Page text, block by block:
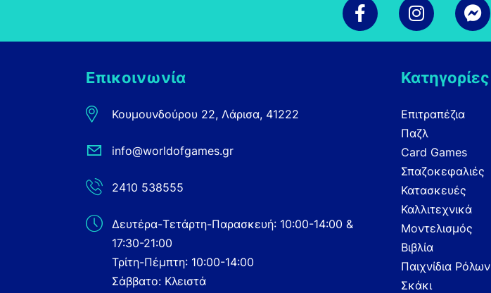
Επικοινωνία
Κουμουνδούρου 22, Λάρισα, 41222
info@worldofgames.gr
2410 538555
Δευτέρα-Τετάρτη-Παρασκευή: 10:00-14:00 &
17:30-21:00
Τρίτη-Πέμπτη: 10:00-14:00
Σάββατο: Κλειστά
Κατηγορίες
Επιτραπέζια
Παζλ
Card Games
Σπαζοκεφαλιές
Κατασκευές
Καλλιτεχνικά
Μοντελισμός
Βιβλία
Παιχνίδια Ρόλων
Σκάκι